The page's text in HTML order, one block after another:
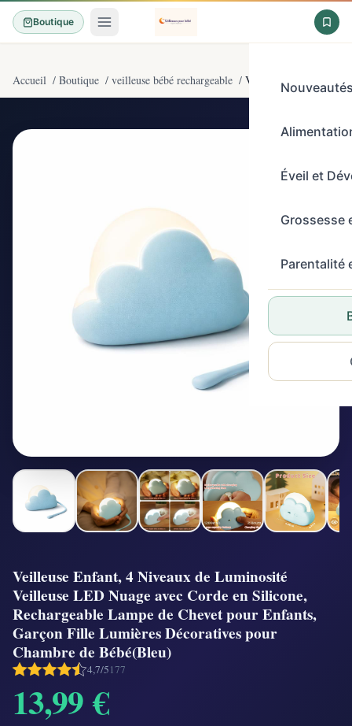
Boutique
Éveil et
Grossesse
Parentalité
Accueil / Boutique / veilleuse bébé rechargeable / Veilleuse Enfant, 4
Veilleuse Enfant, 4 Niveaux de Luminosité
Veilleuse LED Nuage avec Corde en Silicone,
Rechargeable Lampe de Chevet pour Enfants,
Garçon Fille Lumières Décoratives pour
Chambre de Bébé(Bleu)
4,7/5177
13,99 €